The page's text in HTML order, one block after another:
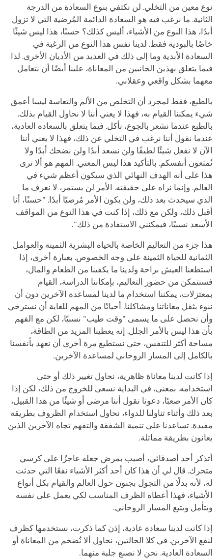
نوع معين من التخلي. لن نكتفي بنوع السعادة من الدرجة
الثانية. ما نرغب فيه هو السعادة الدائمة المُرضية التي لا تزول
أبدًا، هذا النوع من الأشياء، أليس كذلك؟ حسنًا، هذا ليس شيئًا
خاصًا بالبوذية فقط. لدينا نفس هذا النوع من الرغبة في
السعادة الأبدية وما إلى ذلك في العديد من الأديان الأخرى. لذا
فيما يتعلق بهذين الجانبين من المعاناة، علينا أيضًا أن نتعامل
معهما بشكل واقعي وعقلاني.
بالطبع، فقط لمجرد أن التخلص من الألم والتعاسة ليسا أعمق
شيء يمكننا القيام به، فهذا لا يعني أننا لا نحاول القيام بذلك.
بالطبع عندما نشعر بالجوع، نأكل. فيما يتعلق بالسعادة العادية،
عندما نقول أننا نرغب في التخلي عن ذلك، فهذا لا يعني أننا
الآن لا نفعل شيئًا لطيفًا ولن نسعد أبدًا ولن نضحك أبدًا ولا
تُمتعون أنفسكم. بالتأكيد هذا ليس المعني. المهم هو ألا ترى
هذا على أنه الهدف النهائي الذي سيكون أعظم شيء في
العالم. وإنما نراه على حقيقته. الأمر لن يستمر، لا نعرف ما
الذي سيحدث بعد ذلك، ولن يكون الأمر مُرضيًا أبدًا. "حسنًا، أنا
أقبل ذلك، ولكن مع ذلك، إذا كنت في هذا النوع من المواقف
الأسعد نسبيًا، فيمكنني الاستفادة من ذلك".
هذا جزء من التعاليم الخاصة بالحياة البشرية الثمينة والعوامل
الثمانية للحياة الثمينة على وجه الخصوص. بعبارة أخرى، إذا
استطعنا العيش براحة ولدينا ما يكفينا من الطعام والمال،
فسنتمكن من حضور التعاليم، بإمكاننا الدراسة، القيام
بمعتزلات، يمكننا استخدام ما لدينا لمساعدة الآخرين دون أن
ننوء بثقل معاناتنا ومشاكلنا. أحيانًا من المهم للغاية أن نسترخي
وأن نحصل على ما يسمى "وقت طيب" نسبيًا، لكن مع الفهم
بأن هذا ليس بالأمر الجلل. إنه يعطينا المزيد من الطاقة،
مساحة أكثر للتنفس، حتى نستطيع مرة أخرى أن نعهد بأنفسنا
بالكامل إلى المسار الروحاني لمساعدة الآخرين.
إذا كانت لدينا معاناة ظاهرية، نحاول تغيير ذلك أو حتى
استخدامه. بمعنى، في البداية نسعى للخروج من ذلك، لكن إذا
كان الأمر صعبًا، دعونا نقول أننا مرضى أو شيئًا من هذا القبيل،
بعد ذلك وأثناء تناولنا للدواء، نحاول استخدام الظروف بطريقة
مفيدة. تساعدنا على تنمية الشفقة والتفهم تجاه الآخرين الذين
يعانون بطريقة مماثلة.
أتذكر أحد أصدقائي، أصيب بمرض جعله عاجزًا على كرسي
متحرك. قال لي أن هذا كان أحد أكثر الأشياء نفعًا التي حدثت
له، لأنه بدلًا من التجول بجنون حول العالم والقيام بكل أنواع
الأشياء، فهذا أعطاه الظرف المناسب لكي يعمل على نفسه
ويتأمل ويتبع المسار الروحاني.
إذا كانت لدينا سعادة عادية، إذن كما ذكرت، نستخدمها كظرف
لنفع الآخرين. في كلا الحالتين، نحاول ألا نُضخم من المعاناة أو
السعادة العادية. نحن لا نصنع جلبة منهما.